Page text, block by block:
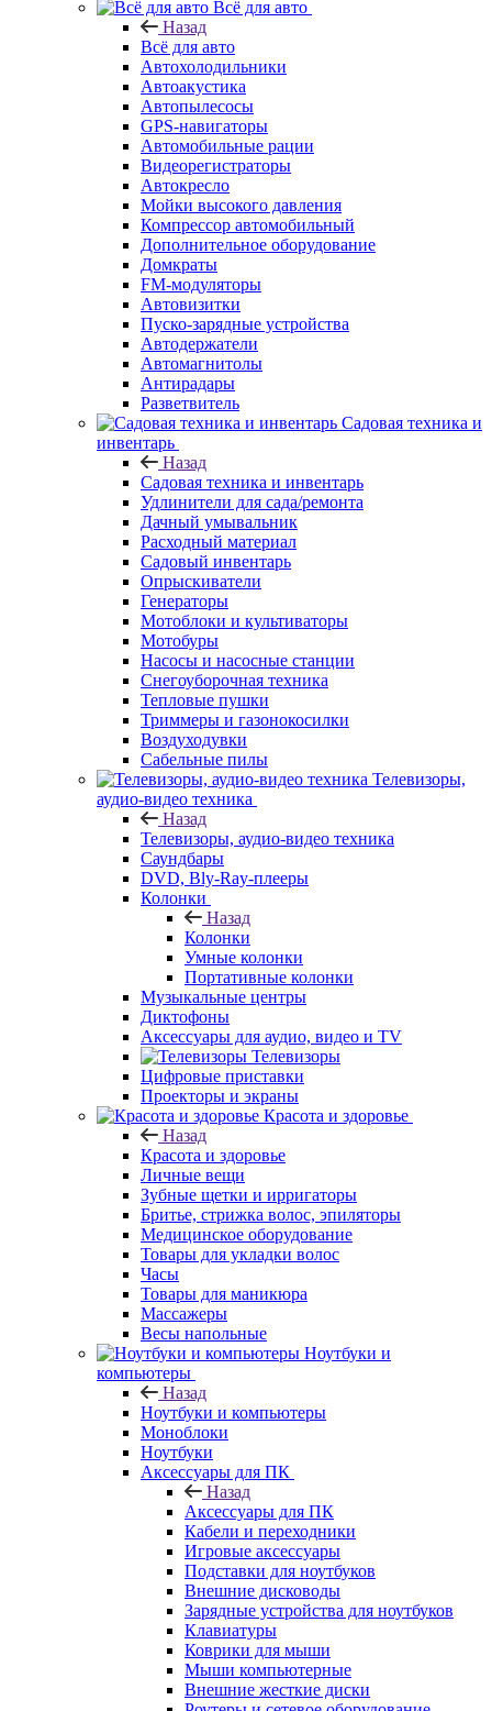
Всё для авто
Назад
Всё для авто
Автохолодильники
Автоакустика
Автопылесосы
GPS-навигаторы
Автомобильные рации
Видеорегистраторы
Автокресло
Мойки высокого давления
Компрессор автомобильный
Дополнительное оборудование
Домкраты
FM-модуляторы
Автовизитки
Пуско-зарядные устройства
Автодержатели
Автомагнитолы
Антирадары
Разветвитель
Садовая техника и
инвентарь
Назад
Садовая техника и инвентарь
Удлинители для сада/ремонта
Дачный умывальник
Расходный материал
Садовый инвентарь
Опрыскиватели
Генераторы
Мотоблоки и культиваторы
Мотобуры
Насосы и насосные станции
Снегоуборочная техника
Тепловые пушки
Триммеры и газонокосилки
Воздуходувки
Сабельные пилы
Телевизоры,
аудио-видео техника
Назад
Телевизоры, аудио-видео техника
Саундбары
DVD, Bly-Ray-плееры
Колонки
Назад
Колонки
Умные колонки
Портативные колонки
Музыкальные центры
Диктофоны
Аксессуары для аудио, видео и TV
Телевизоры
Цифровые приставки
Проекторы и экраны
Красота и здоровье
Назад
Красота и здоровье
Личные вещи
Зубные щетки и ирригаторы
Бритье, стрижка волос, эпиляторы
Медицинское оборудование
Товары для укладки волос
Часы
Товары для маникюра
Массажеры
Весы напольные
Ноутбуки и
компьютеры
Назад
Ноутбуки и компьютеры
Моноблоки
Ноутбуки
Аксессуары для ПК
Назад
Аксессуары для ПК
Кабели и переходники
Игровые аксессуары
Подставки для ноутбуков
Внешние дисководы
Зарядные устройства для ноутбуков
Клавиатуры
Коврики для мыши
Мыши компьютерные
Внешние жесткие диски